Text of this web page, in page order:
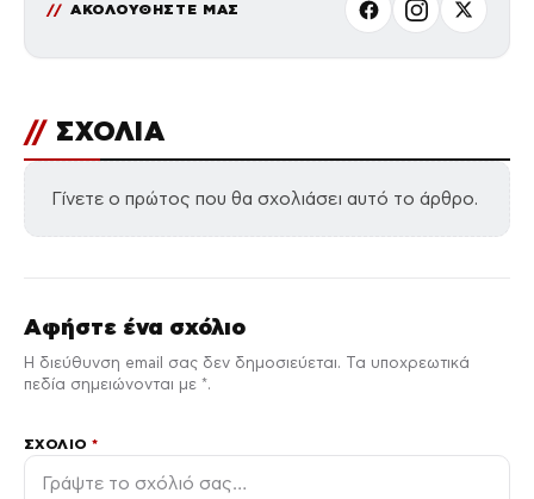
ΑΚΟΛΟΥΘΗΣΤΕ ΜΑΣ
// ΣΧΟΛΙΑ
Γίνετε ο πρώτος που θα σχολιάσει αυτό το άρθρο.
Αφήστε ένα σχόλιο
Η διεύθυνση email σας δεν δημοσιεύεται. Τα υποχρεωτικά
πεδία σημειώνονται με *.
ΣΧΌΛΙΟ*